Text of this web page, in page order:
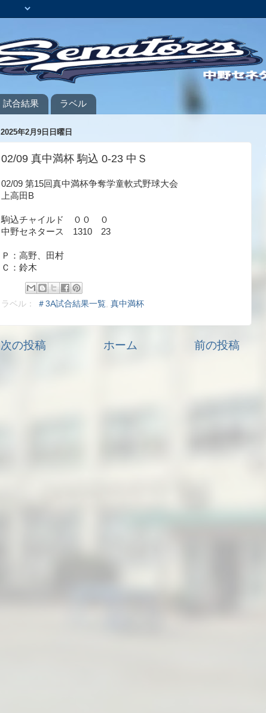
試合結果 ラベル
2025年2月9日日曜日
02/09 真中満杯 駒込 0-23 中Ｓ
02/09 第15回真中満杯争奪学童軟式野球大会
上高田B
駒込チャイルド ００ ０
中野セネタース 1310 23
Ｐ：高野、田村
Ｃ：鈴木
ラベル： ＃3A試合結果一覧 真中満杯
次の投稿 前の投稿
ホーム